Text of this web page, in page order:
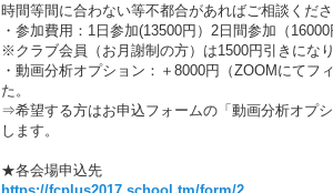
時間等間に合わない等不都合があればご相談くだ
・参加費用：1日参加(13500円）2日間参加（16000
※クラブ会員（お月謝制の方）は1500円引きになり
・動画分析オプション：＋8000円（ZOOMにて
た。
⇒希望する方はお申込フォームの「動画分析オプ
します。
★各会場申込先